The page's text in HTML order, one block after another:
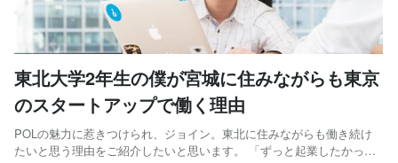
東北大学2年生の僕が宮城に住みながらも東京
のスタートアップで働く理由
POLの魅力に惹きつけられ、ジョイン。東北に住みながらも働き続け
たいと思う理由をご紹介したいと思います。 「ずっと起業したかっ